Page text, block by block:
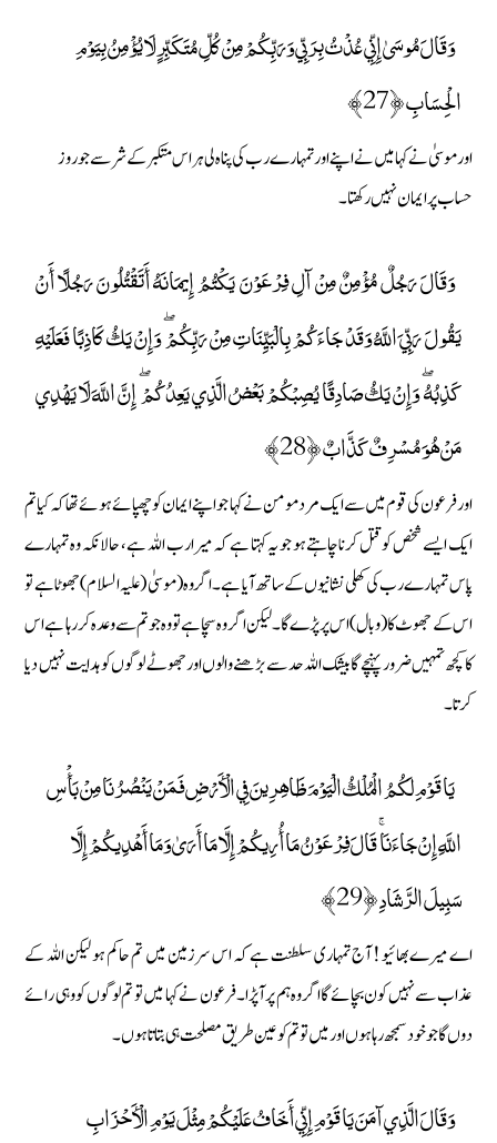
وَقَالَ مُوسَىٰ إِنِّي عُذْتُ بِرَبِّي وَرَبِّكُمْ مِنْ كُلِّ مُتَكَبِّرٍ لَا يُؤْمِنُ بِيَوْمِ
الْحِسَابِ ﴿27﴾
اور موسیٰ نے کہا میں نے اپنے اور تمہارے رب کی پناہ لی ہر اس متکبر کے شر سے جو روز
حساب پر ایمان نہیں رکھتا۔
وَقَالَ رَجُلٌ مُؤْمِنٌ مِنْ آلِ فِرْعَوْنَ يَكْتُمُ إِيمَانَهُ أَتَقْتُلُونَ رَجُلًا أَنْ
يَقُولَ رَبِّيَ اللَّهُ وَقَدْ جَاءَكُمْ بِالْبَيِّنَاتِ مِنْ رَبِّكُمْ ۖ وَإِنْ يَكُ كَاذِبًا فَعَلَيْهِ
كَذِبُهُ ۖ وَإِنْ يَكُ صَادِقًا يُصِبْكُمْ بَعْضُ الَّذِي يَعِدُكُمْ ۖ إِنَّ اللَّهَ لَا يَهْدِي
مَنْ هُوَ مُسْرِفٌ كَذَّابٌ ﴿28﴾
اور فرعون کی قوم میں سے ایک مرد مومن نے کہا جو اپنے ایمان کو چھپائے ہوئے تھا کہ کیا تم
ایک ایسے شخص کو قتل کرنا چاہتے ہو جو یہ کہتا ہے کہ میرا رب اللہ ہے ، حالانکہ وہ تمہارے
پاس تمہارے رب کی کھلی نشانیوں کے ساتھ آیا ہے۔ اگر وہ ( موسیٰ (علیہ السلام) جھوٹا ہے تو
اس کے جھوٹ کا (وبال) اس پر پڑے گا ۔ لیکن اگر وہ سچا ہے تو وہ جو تم سے وعدہ کر رہا ہے اس
کا کچھ تمہیں ضرور پہنچے گا بیشک اللہ حد سے بڑھنے والوں اور جھوٹے لوگوں کو ہدایت نہیں دیا
کرتا۔
يَا قَوْمِ لَكُمُ الْمُلْكُ الْيَوْمَ ظَاهِرِينَ فِي الْأَرْضِ فَمَنْ يَنْصُرُنَا مِنْ بَأْسِ
اللَّهِ إِنْ جَاءَنَا ۚ قَالَ فِرْعَوْنُ مَا أُرِيكُمْ إِلَّا مَا أَرَىٰ وَمَا أَهْدِيكُمْ إِلَّا
سَبِيلَ الرَّشَادِ ﴿29﴾
اے میرے بھائیو ! آج تمہاری سلطنت ہے کہ اس سرزمین میں تم حاکم ہو لیکن اللہ کے
عذاب سے نہیں کون بچائے گا اگر وہ ہم پر آپڑا۔ فرعون نے کہا میں تو تم لوگوں کو وہی رائے
دوں گا جو خود سمجھ رہا ہوں اور میں تو تم کو عین طریق مصلحت ہی بتاتا ہوں۔
وَقَالَ الَّذِي آمَنَ يَا قَوْمِ إِنِّي أَخَافُ عَلَيْكُمْ مِثْلَ يَوْمِ الْأَحْزَابِ